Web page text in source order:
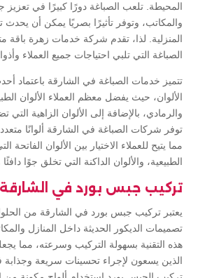
المحيطة. تلعب الصباغة دورًا كبيرًا في تعزيز
والمكاتب، وتوفر تأثيرًا بصريًا يمكن أن يحدث
المنزلية. لذا، تقدم شركة خدمات زهرة باقة
الصباغة التي تلبي احتياجات جميع العملاء
تتميز خدمات الصباغة في الشارقة باعتماد
الألوان، حيث يفضل معظم العملاء الألوان
والرمادي، بالإضافة إلى الألوان الزاهية
توفر شركات الصباغة في الشارقة ألوانًا
مما يتيح للعملاء الاختيار بين الألوان الفاتحة
الطبيعية، والألوان الداكنة التي تخلق جوًا دافئًا
تركيب جبس بورد في الشارقة
يعتبر تركيب جبس بورد في الشارقة من
تصميمات الديكور الحديثة داخل المنازل
هذه التقنية بسهولة التركيب وسرعته، مما
الذين يسعون لإجراء تحسينات سريعة